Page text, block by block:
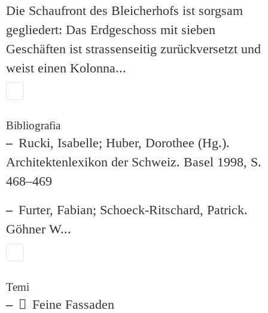
Die Schaufront des Bleicherhofs ist sorgsam
gegliedert: Das Erdgeschoss mit sieben
Geschäften ist strassenseitig zurückversetzt und
weist einen Kolonna...
Bibliografia
Rucki, Isabelle; Huber, Dorothee (Hg.).
Architektenlexikon der Schweiz. Basel 1998, S.
468–469
Furter, Fabian; Schoeck-Ritschard, Patrick.
Göhner W...
Temi
Feine Fassaden